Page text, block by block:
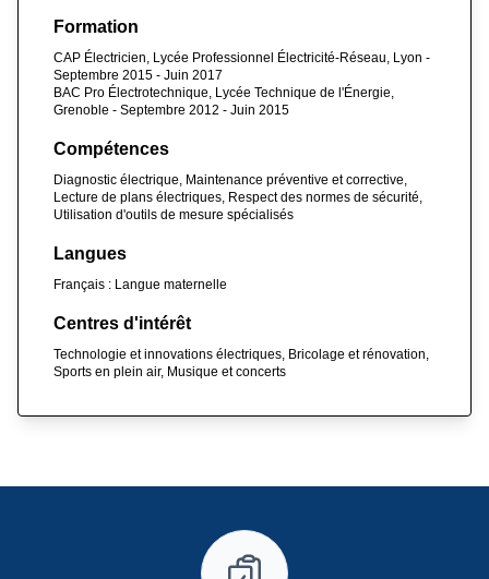
Formation
CAP Électricien, Lycée Professionnel Électricité-Réseau, Lyon -
Septembre 2015 - Juin 2017
BAC Pro Électrotechnique, Lycée Technique de l'Énergie,
Grenoble - Septembre 2012 - Juin 2015
Compétences
Diagnostic électrique, Maintenance préventive et corrective,
Lecture de plans électriques, Respect des normes de sécurité,
Utilisation d'outils de mesure spécialisés
Langues
Français : Langue maternelle
Centres d'intérêt
Technologie et innovations électriques, Bricolage et rénovation,
Sports en plein air, Musique et concerts